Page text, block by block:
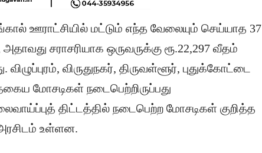
ஊராட்சியில் மட்டும் எந்த வேலையும் செய்யாத 37
சராசரியாக ஒருவருக்கு ரூ.22,297 வீதம்
விருதுநகர், திருவள்ளூர், புதுக்கோட்டை
மோசடிகள் நடைபெற்றிருப்பது
திட்டத்தில் நடைபெற்ற மோசடிகள் குறித்த
உள்ளன.